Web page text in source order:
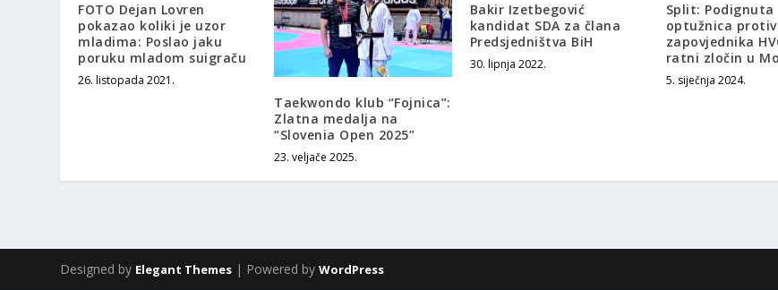
FOTO Dejan Lovren
pokazao koliki je uzor
mladima: Poslao jaku
poruku mladom suigraču
26. listopada 2021.
Taekwondo klub “Fojnica”:
Zlatna medalja na
“Slovenia Open 2025”
23. veljače 2025.
Bakir Izetbegović
kandidat SDA za člana
Predsjedništva BiH
30. lipnja 2022.
Split: Podignuta
optužnica protiv
zapovjednika
ratni zločin u
5. siječnja 2024.
Designed by Elegant Themes | Powered byWordPress